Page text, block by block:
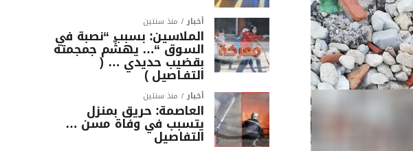
أخبار منذ سنتين
الملاسين: بسبب “نصبة في
السوق “… يهشّم جمجمته
بقضيب حديدي … (
التفـاصيل )
أخبار منذ سنتين
العاصمة: حريق بمنزل
يتسبب في وفاة مسن …
التفاصيل